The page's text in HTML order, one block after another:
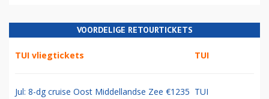
VOORDELIGE RETOURTICKETS
TUI vliegtickets TUI
Jul: 8-dg cruise Oost Middellandse Zee €1235 TUI